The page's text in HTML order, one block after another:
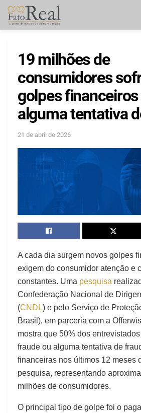
19 milhões de
consumidores
golpes
alguma tentativa
21 de abril de 2026
A cada dia surgem novos golpes
exigem do consumidor atenção e
constantes. Uma pesquisa
Confederação Nacional de
(CNDL) e pelo Serviço de
Brasil), em parceria com a
mostra que 50% dos
fraude ou alguma tentativa de
financeiras nos últimos 12 meses
pesquisa, representando
milhões de consumidores.
O principal tipo de golpe foi o